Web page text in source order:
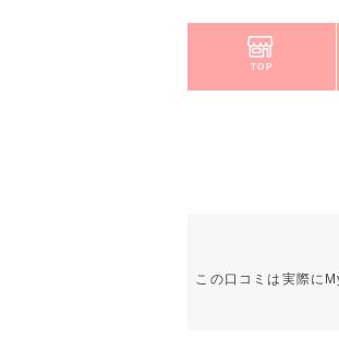
TOP
この口コミは実際に